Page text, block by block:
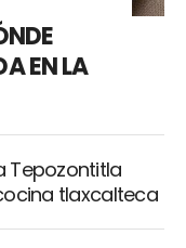
EN LA
Tepozontitla
tlaxcalteca